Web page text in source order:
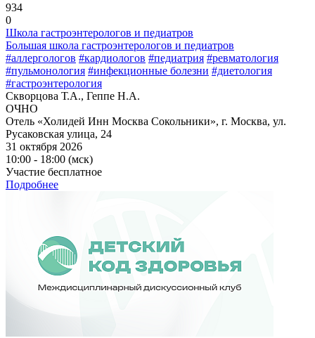
934
0
Школа гастроэнтерологов и педиатров
Большая школа гастроэнтерологов и педиатров
#аллергологов #кардиологов #педиатрия #ревматология
#пульмонология #инфекционные болезни #диетология
#гастроэнтерология
Скворцова Т.А., Геппе Н.А.
ОЧНО
Отель «Холидей Инн Москва Сокольники», г. Москва, ул.
Русаковская улица, 24
31 октября 2026
10:00 - 18:00 (мск)
Участие бесплатное
Подробнее